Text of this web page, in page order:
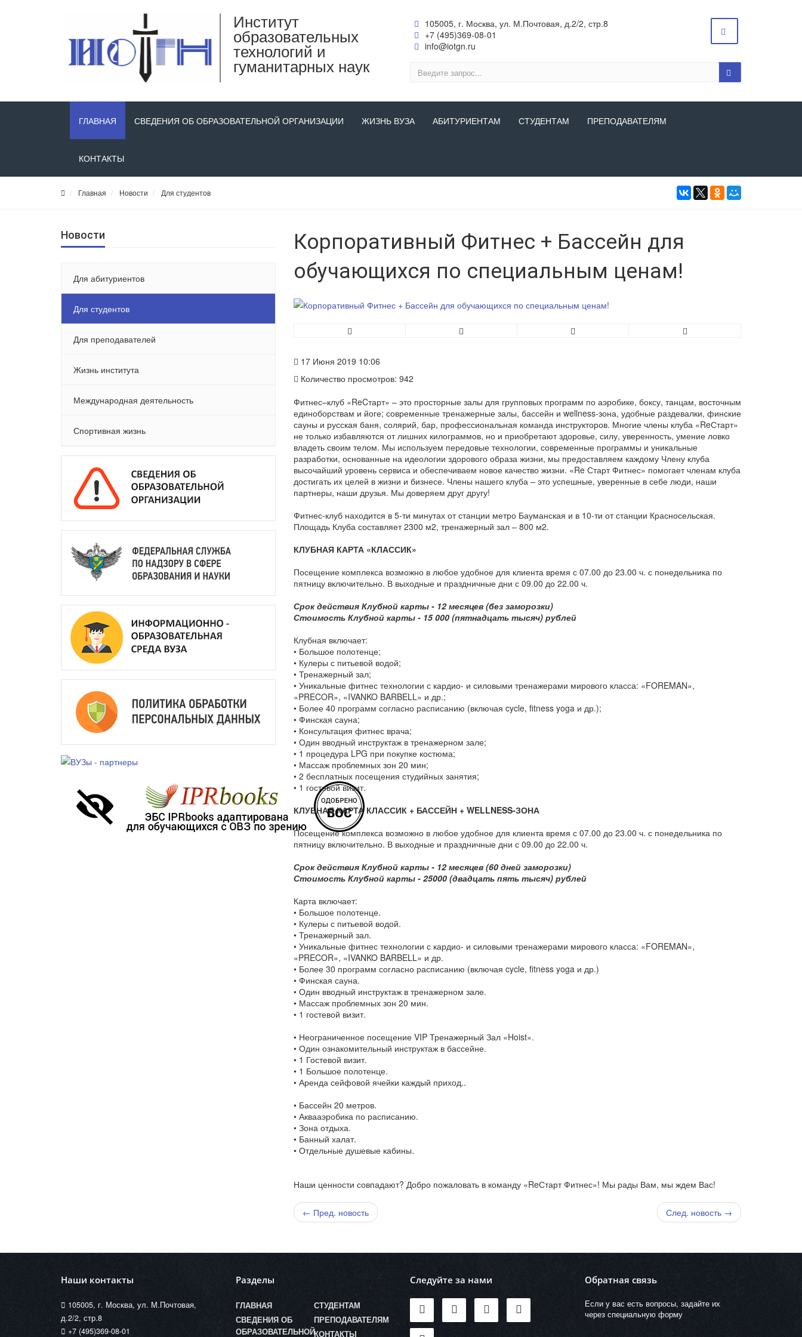
Институт
образовательных
технологий и
гуманитарных наук
105005, г. Москва, ул. М.Почтовая, д.2/2, стр.8
+7 (495)369-08-01
info@iotgn.ru
ГЛАВНАЯ СВЕДЕНИЯ ОБ ОБРАЗОВАТЕЛЬНОЙ ОРГАНИЗАЦИИ ЖИЗНЬ ВУЗА АБИТУРИЕНТАМ СТУДЕНТАМ ПРЕПОДАВАТЕЛЯМ
КОНТАКТЫ
Главная Новости Для студентов
Новости
Для абитуриентов
Для студентов
Для преподавателей
Жизнь института
Международная деятельность
Спортивная жизнь
Корпоративный Фитнес + Бассейн для
обучающихся по специальным ценам!
17 Июня 2019 10:06
Количество просмотров: 942
Фитнес–клуб «ReCтарт» – это просторные залы для групповых программ по аэробике, боксу, танцам, восточным
единоборствам и йоге; современные тренажерные залы, бассейн и wellness-зона, удобные раздевалки, финские
сауны и русская баня, солярий, бар, профессиональная команда инструкторов. Многие члены клуба «ReСтарт»
не только избавляются от лишних килограммов, но и приобретают здоровье, силу, уверенность, умение ловко
владеть своим телом. Мы используем передовые технологии, современные программы и уникальные
разработки, основанные на идеологии здорового образа жизни, мы предоставляем каждому Члену клуба
высочайший уровень сервиса и обеспечиваем новое качество жизни. «Re Старт Фитнес» помогает членам клуба
достигать их целей в жизни и бизнесе. Члены нашего клуба – это успешные, уверенные в себе люди, наши
партнеры, наши друзья. Мы доверяем друг другу!
Фитнес-клуб находится в 5-ти минутах от станции метро Бауманская и в 10-ти от станции Красносельская.
Площадь Клуба составляет 2300 м2, тренажерный зал – 800 м2.
КЛУБНАЯ КАРТА «КЛАССИК»
Посещение комплекса возможно в любое удобное для клиента время с 07.00 до 23.00 ч. с понедельника по
пятницу включительно. В выходные и праздничные дни с 09.00 до 22.00 ч.
Срок действия Клубной карты - 12 месяцев (без заморозки)
Стоимость Клубной карты - 15 000 (пятнадцать тысяч) рублей
Клубная включает:
• Большое полотенце;
• Кулеры с питьевой водой;
• Тренажерный зал;
• Уникальные фитнес технологии с кардио- и силовыми тренажерами мирового класса: «FOREMAN»,
«PRECOR», «IVANKO BARBELL» и др.;
• Более 40 программ согласно расписанию (включая cycle, fitness yoga и др.);
• Финская сауна;
• Консультация фитнес врача;
• Один вводный инструктаж в тренажерном зале;
• 1 процедура LPG при покупке костюма;
• Массаж проблемных зон 20 мин;
• 2 бесплатных посещения студийных занятия;
• 1 гостевой визит.
КЛУБНАЯ КАРТА КЛАССИК + БАССЕЙН + WELLNESS-ЗОНА
Посещение комплекса возможно в любое удобное для клиента время с 07.00 до 23.00 ч. с понедельника по
пятницу включительно. В выходные и праздничные дни с 09.00 до 22.00 ч.
Срок действия Клубной карты - 12 месяцев (60 дней заморозки)
Стоимость Клубной карты - 25000 (двадцать пять тысяч) рублей
Карта включает:
• Большое полотенце.
• Кулеры с питьевой водой.
• Тренажерный зал.
• Уникальные фитнес технологии с кардио- и силовыми тренажерами мирового класса: «FOREMAN»,
«PRECOR», «IVANKO BARBELL» и др.
• Более 30 программ согласно расписанию (включая cycle, fitness yoga и др.)
• Финская сауна.
• Один вводный инструктаж в тренажерном зале.
• Массаж проблемных зон 20 мин.
• 1 гостевой визит.
• Неограниченное посещение VIP Тренажерный Зал «Hoist».
• Один ознакомительный инструктаж в бассейне.
• 1 Гостевой визит.
• 1 Большое полотенце.
• Аренда сейфовой ячейки каждый приход..
• Бассейн 20 метров.
• Аквааэробика по расписанию.
• Зона отдыха.
• Банный халат.
• Отдельные душевые кабины.
Наши ценности совпадают? Добро пожаловать в команду «ReСтарт Фитнес»! Мы рады Вам, мы ждем Вас!
← Пред. новость След. новость →
Наши контакты
105005, г. Москва, ул. М.Почтовая,
д.2/2, стр.8
+7 (495)369-08-01
Разделы
ГЛАВНАЯ
СВЕДЕНИЯ ОБ
ОБРАЗОВАТЕЛЬНОЙ
СТУДЕНТАМ
ПРЕПОДАВАТЕЛЯМ
КОНТАКТЫ
Следуйте за нами Обратная связь
Если у вас есть вопросы, задайте их
через специальную форму